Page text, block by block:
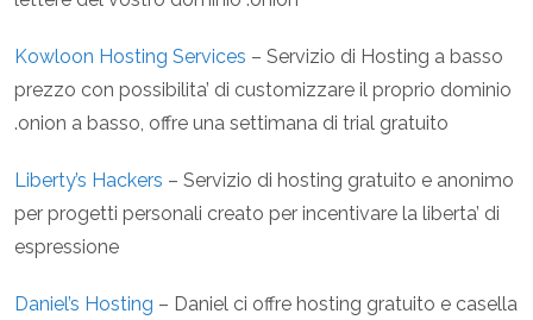
Kowloon Hosting Services – Servizio di Hosting a basso
prezzo con possibilita’ di customizzare il proprio dominio
.onion a basso, offre una settimana di trial gratuito
Liberty’s Hackers – Servizio di hosting gratuito e anonimo
per progetti personali creato per incentivare la liberta’ di
espressione
Daniel’s Hosting – Daniel ci offre hosting gratuito e casella